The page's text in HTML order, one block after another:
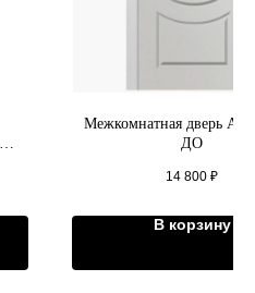
Межкомнатная дверь
ДО
14 800 ₽
В корзину